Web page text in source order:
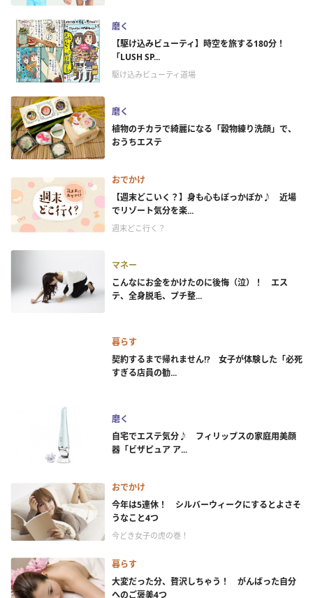
磨く
【駆け込みビューティ】時空を旅する180分！
「LUSH SP...
駆け込みビューティ道場
磨く
植物のチカラで綺麗になる「穀物練り洗顔」で、
おうちエステ
おでかけ
【週末どこいく？】身も心もぽっかぽか♪ 近場
でリゾート気分を楽...
週末どこ行く？
マネー
こんなにお金をかけたのに後悔（泣）！ エス
テ、全身脱毛、プチ整...
暮らす
契約するまで帰れません!? 女子が体験した「必死
すぎる店員の勧...
磨く
自宅でエステ気分♪ フィリップスの家庭用美顔
器「ビザピュア ア...
おでかけ
今年は5連休！ シルバーウィークにするとよさそ
うなこと4つ
今どき女子の虎の巻！
暮らす
大変だった分、贅沢しちゃう！ がんばった自分
へのご褒美4つ